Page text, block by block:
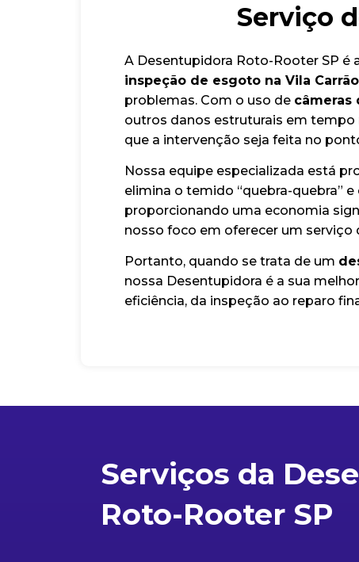
Serviço
A Desentupidora Roto-Rooter SP é
inspeção de esgoto na Vila Carrão
problemas. Com o uso de câmeras
outros danos estruturais em tempo
que a intervenção seja feita no
Nossa equipe especializada está
elimina o temido “quebra-quebra”
proporcionando uma economia
nosso foco em oferecer um
Portanto, quando se trata de um
nossa Desentupidora é a sua
eficiência, da inspeção ao reparo
Serviços da
Roto-Rooter SP